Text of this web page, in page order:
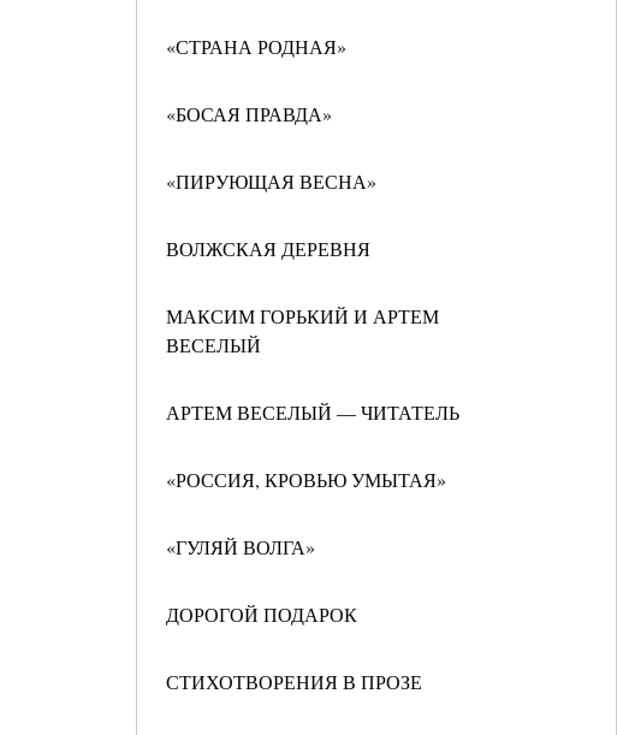
«СТРАНА РОДНАЯ»
«БОСАЯ ПРАВДА»
«ПИРУЮЩАЯ ВЕСНА»
ВОЛЖСКАЯ ДЕРЕВНЯ
МАКСИМ ГОРЬКИЙ И АРТЕМ
ВЕСЕЛЫЙ
АРТЕМ ВЕСЕЛЫЙ — ЧИТАТЕЛЬ
«РОССИЯ, КРОВЬЮ УМЫТАЯ»
«ГУЛЯЙ ВОЛГА»
ДОРОГОЙ ПОДАРОК
СТИХОТВОРЕНИЯ В ПРОЗЕ